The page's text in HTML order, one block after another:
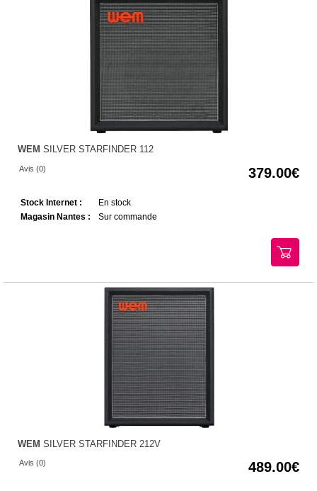
WEM SILVER STARFINDER 112
Avis (0) 379.00
Stock Internet :
En stock
Magasin Nantes :
Sur commande
WEM SILVER STARFINDER 212V
Avis (0) 489.00